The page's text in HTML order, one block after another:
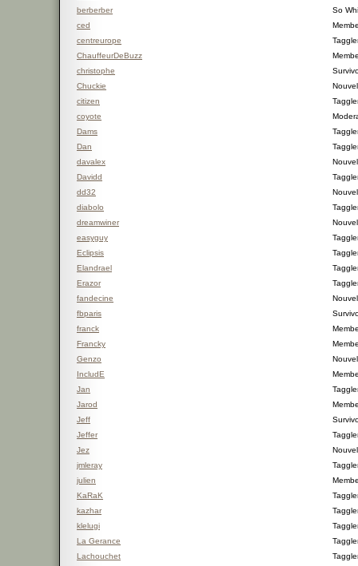
berberber
So
ced
centreurope
ChauffeurDeBuzz
christophe
Chuckie
citizen
coyote
Dams
Dan
davalex
Davidd
dd32
diabolo
dreamwiner
easyguy
Eclipsis
Elandrael
Erazor
fandecine
fbparis
franck
Francky
Genzo
IncludE
Jan
Jarod
Jeff
Jeffer
Jez
jmleray
julien
KaRaK
kazhar
klelugi
La Gerance
Lachouchet